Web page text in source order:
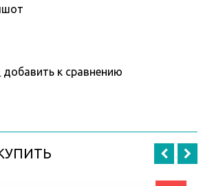
добавить к сравнению